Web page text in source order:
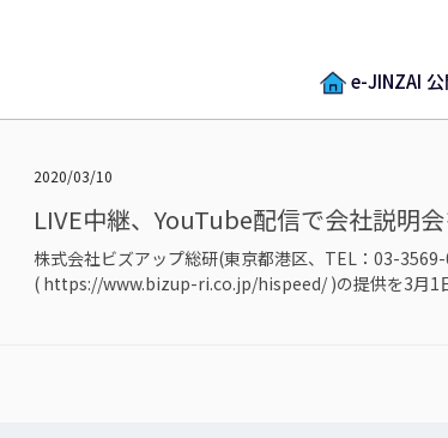
e-JINZAI
2020/03/10
LIVE中継、YouTube配信で会社説明
株式会社ビズアップ総研(東京都港区、TEL：03-
( https://www.bizup-ri.co.jp/hispeed/ )の提供を3月1